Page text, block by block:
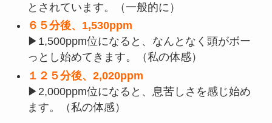
とされています。（一般的に）
６５分後、1,530ppm
▶1,500ppm位になると、なんとなく頭がボー
っとし始めてきます。（私の体感）
１２５分後、2,020ppm
▶2,000ppm位になると、息苦しさを感じ始め
ます。（私の体感）